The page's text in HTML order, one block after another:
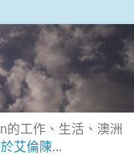
的工作、生活、澳洲
艾倫陳...